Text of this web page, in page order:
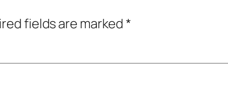
fields are marked*